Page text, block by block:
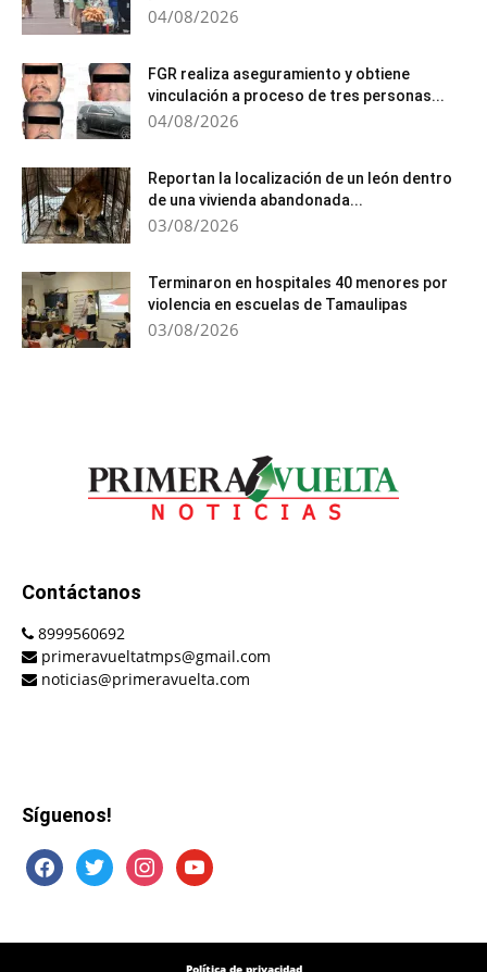
04/08/2026
FGR realiza aseguramiento y obtiene
vinculación a proceso de tres personas...
04/08/2026
Reportan la localización de un león dentro
de una vivienda abandonada...
03/08/2026
Terminaron en hospitales 40 menores por
violencia en escuelas de Tamaulipas
03/08/2026
Contáctanos
8999560692
primeravueltatmps@gmail.com
noticias@primeravuelta.com
Síguenos!
facebooktwitter instagramyoutube